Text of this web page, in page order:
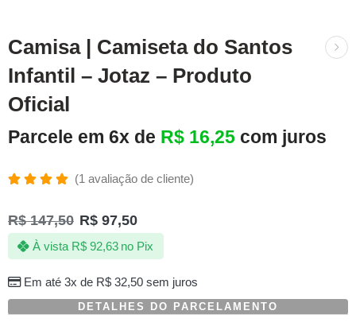
Camisa | Camiseta do Santos
Infantil – Jotaz – Produto
Oficial
Parcele em 6x de R$ 16,25 com juros
5.00de 5,
com
baseado
em
de
cliente
(1 avaliação de cliente)
R$147,50 R$ 97,50
Em até 3x de R$32,50sem juros
À vista R$92,63 no Pix
DETALHES DO PARCELAMENTO